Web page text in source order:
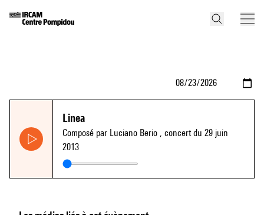
Linea
Composé par Luciano Berio , concert du 29 juin
2013